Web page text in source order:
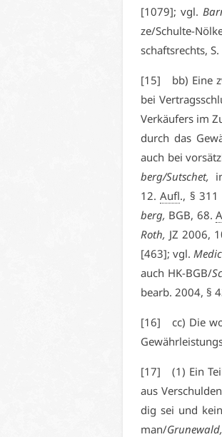
[1079]; vgl.
ze/Schul­te-
schafts­rechts,
[15] bb) Ei­ne
bei
Ver­käu­fers im
durch das
auch bei
berg/Sut­schet,
12.Aufl., § 311
berg, BGB, 68.
Roth, JZ 2006,
[463]; vgl.
auch HK-BGB/
be­arb. 2004, §
[16] cc) Die
[17] (1) Ein
aus
dig sei und
man/Gru­ne­wald,